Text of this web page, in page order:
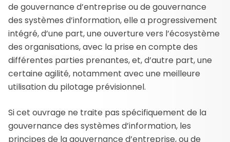
de gouvernance d’entreprise ou de gouvernance
des systèmes d’information, elle a progressivement
intégré, d’une part, une ouverture vers l’écosystème
des organisations, avec la prise en compte des
différentes parties prenantes, et, d’autre part, une
certaine agilité, notamment avec une meilleure
utilisation du pilotage prévisionnel.
Si cet ouvrage ne traite pas spécifiquement de la
gouvernance des systèmes d’information, les
principes de la gouvernance d’entreprise, ou de